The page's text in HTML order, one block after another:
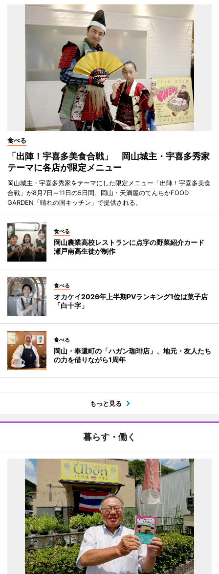
食べる
「出陣！宇喜多美食合戦」 岡山城主・宇喜多秀家
テーマに各店が限定メニュー
岡山城主・宇喜多秀家をテーマにした限定メニュー「出陣！宇喜多美食
合戦」が8月7日～11日の5日間、岡山・天満屋のてんちかFOOD
GARDEN「晴れの国キッチン」で提供される。
食べる
岡山農業高校レストランに点字の野菜紹介カード
瀬戸南高生徒が制作
食べる
オカケイ2026年上半期PVランキング1位は菓子店
「白十字」
食べる
岡山・奉還町の「ハガン珈琲店」、地元・友人たち
の力を借りながら1周年
もっと見る
暮らす・働く